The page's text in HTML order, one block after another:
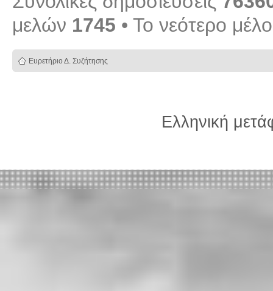
μελών 1745 • Το νεότερο
Ευρετήριο Δ. Συζήτησης
Ελληνική